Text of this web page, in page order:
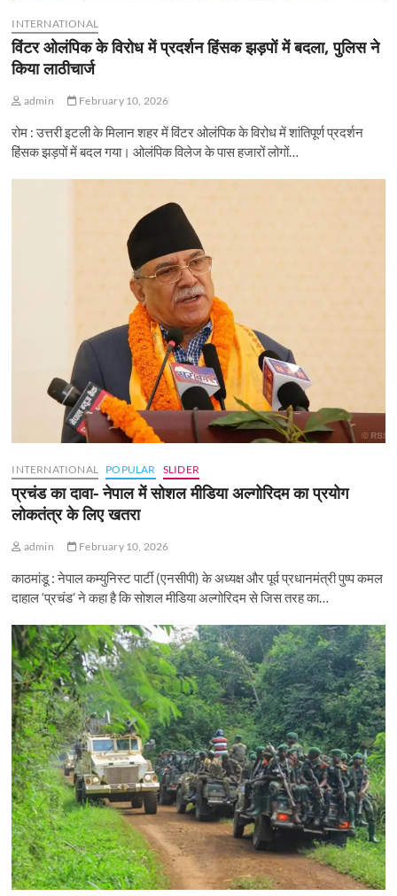
INTERNATIONAL
विंटर ओलंपिक के विरोध में प्रदर्शन हिंसक झड़पों में बदला, पुलिस ने
किया लाठीचार्ज
admin February 10, 2026
रोम : उत्तरी इटली के मिलान शहर में विंटर ओलंपिक के विरोध में शांतिपूर्ण प्रदर्शन
हिंसक झड़पों में बदल गया। ओलंपिक विलेज के पास हजारों लोगों…
INTERNATIONAL POPULAR SLIDER
प्रचंड का दावा- नेपाल में सोशल मीडिया अल्गोरिदम का प्रयोग
लोकतंत्र के लिए खतरा
admin February 10, 2026
काठमांडू : नेपाल कम्युनिस्ट पार्टी (एनसीपी) के अध्यक्ष और पूर्व प्रधानमंत्री पुष्प कमल
दाहाल ‘प्रचंड’ ने कहा है कि सोशल मीडिया अल्गोरिदम से जिस तरह का…